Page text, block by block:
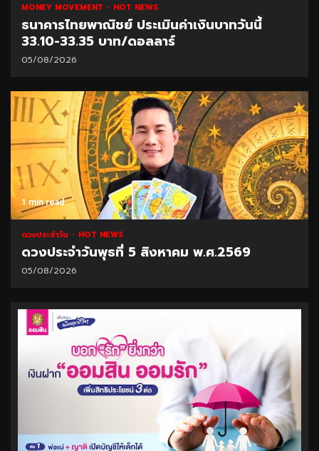
MONEY MOVEMENT HOT NEWS
ธนาคารไทยพาณิชย์ ประเมินค่าเงินบาทวันนี้
33.10-33.35 บาท/ดอลลาร์
05/08/2026
1 min read
ดวงประจำวัน HOT NEWS
ดวงประจำวันพุธที่ 5 สิงหาคม พ.ศ.2569
05/08/2026